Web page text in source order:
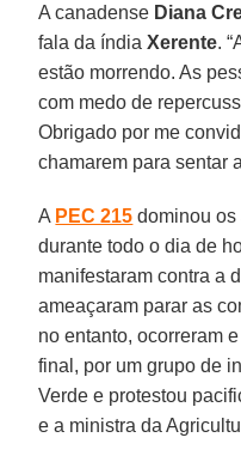
A canadense Diana
fala da índiaXerente.
estão morrendo. As
com medo de
Obrigado por me
chamarem para sentar
A PEC 215 dominou
durante todo o dia de
manifestaram contra a
ameaçaram parar as
no entanto, ocorreram
final, por um grupo de
Verde e protestou
e a ministra da